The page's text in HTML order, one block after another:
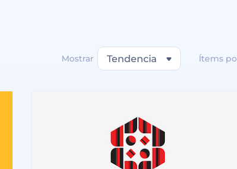
Mostrar Tendencia Ítems